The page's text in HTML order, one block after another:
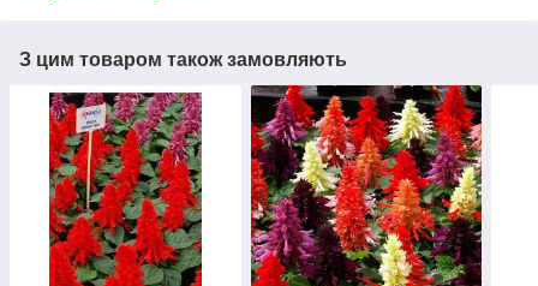
З цим товаром також замовляють